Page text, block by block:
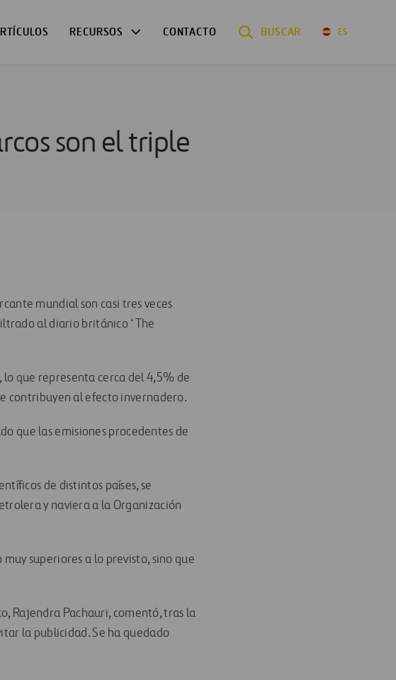
RECURSOS CONTACTO BUSCAR ES
son el triple
mundial son casi tres veces
al diario británico ‘The
lo que representa cerca del 4,5% de
contribuyen al efecto invernadero.
que las emisiones procedentes de
de distintos países, se
y naviera a la Organización
superiores a lo previsto, sino que
Rajendra Pachauri, comentó, tras la
la publicidad. Se ha quedado